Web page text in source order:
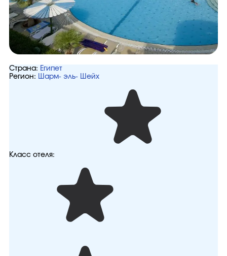
Страна: Египет
Регион: Шарм- эль- Шейх
Класс отеля: